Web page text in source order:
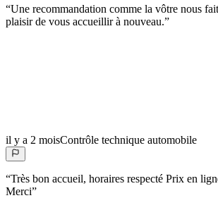
“Une recommandation comme la vôtre nous
plaisir de vous accueillir à nouveau.”
il y a 2 moisContrôle technique automobile
“Très bon accueil, horaires respecté Prix en
Merci”